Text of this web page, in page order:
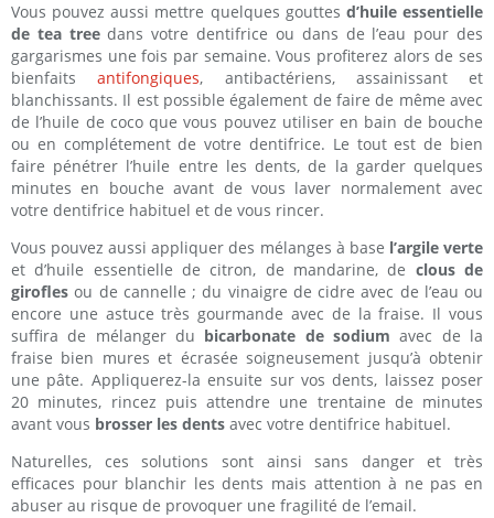
Vous pouvez aussi mettre quelques gouttes d’huile essentielle
de tea treedans votre dentifrice ou dans de l’eau pour des
gargarismes une fois par semaine. Vous profiterez alors de ses
bienfaitsantifongiques, antibactériens, assainissant et
blanchissants. Il est possible également de faire de même avec
de l’huile de coco que vous pouvez utiliser en bain de bouche
ou en complétement de votre dentifrice. Le tout est de bien
faire pénétrer l’huile entre les dents, de la garder quelques
minutes en bouche avant de vous laver normalement avec
votre dentifrice habituel et de vous rincer.
Vous pouvez aussi appliquer des mélanges à base l’argile verte
et d’huile essentielle de citron, de mandarine, de clous de
girofles ou de cannelle ; du vinaigre de cidre avec de l’eau ou
encore une astuce très gourmande avec de la fraise. Il vous
suffira de mélanger du bicarbonate de sodium avec de la
fraise bien mures et écrasée soigneusement jusqu’à obtenir
une pâte. Appliquerez-la ensuite sur vos dents, laissez poser
20 minutes, rincez puis attendre une trentaine de minutes
avant vous brosser les dents avec votre dentifrice habituel.
Naturelles, ces solutions sont ainsi sans danger et très
efficaces pour blanchir les dents mais attention à ne pas en
abuser au risque de provoquer une fragilité de l’email.